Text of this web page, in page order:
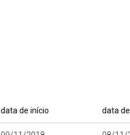
data de início data